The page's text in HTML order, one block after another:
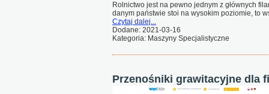
Rolnictwo jest na pewno jednym z głównych
danym państwie stoi na wysokim poziomie, to
Czytaj dalej...
Dodane: 2021-03-16
Kategoria: Maszyny Specjalistyczne
Przenośniki grawitacyjne dla